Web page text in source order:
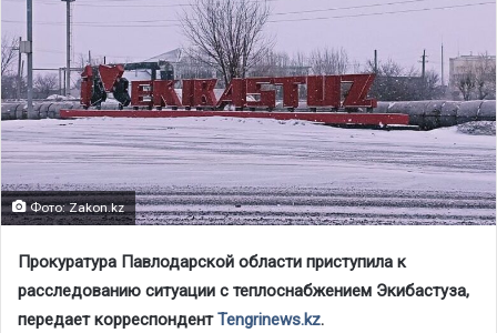
Фото: Zakon.kz
Прокуратура Павлодарской области приступила к
расследованию ситуации с теплоснабжением Экибастуза,
передает корреспондентTengrinews.kz.